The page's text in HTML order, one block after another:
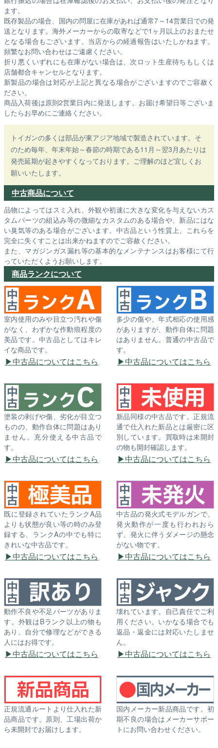
ます。
既存製品の場合、国内の問屋に在庫があれば通常7～14営業日での発
送となります。海外メーカーからの取寄などで1ヶ月以上のおまたせ
となる場合もございます。 当店からの経過報告はいたしかねます。
頻繁なお問い合わせはご遠慮ください。
折り悪くいずれにも在庫がない場合は、次ロット生産待ちもしくは
店舗都合キャンセルとなります。
新製品の場合は対応が上記と異なる場合がございますのでご容赦く
ださい。
商品入荷後は原則2営業日内に発送します。お届け希望日等ございま
したらお早めにご連絡ください。
トイガンの多くは部品が東アジア地域で製造されています。そ
のため毎年、年末年始～春節の時期である11月～翌3月あたりは
発売延期が起きやすくなっております。ご理解のほど宜しくお
願いいたします。
中古商品について
品物によってはスミ入れ、外観や初速に大きな変化を与えないカス
タムパーツの組込み等の微細なカスタムのある場合や、新品にはな
い臭気等のある場合がございます。中古品という性質上、これらを
完全に失くすことは出来かねますのでご容赦ください。
また、マガジンガス漏れ等の基本的なメンテナンスはお客様にて行
っていただくようお願いします。
商品ランクについて
室内使用のみや目立つ汚れや傷
がなく、わずかな作動痕程度の
美品です。中古品としてはキレ
イな商品です。
中古品についてはこちら
多少の傷や、年式相応の使用感
がありますが、動作自体に問題
はありません。普通の中古品で
す。
中古品についてはこちら
塗装の剥げや傷、劣化が目立つ
ものの、動作自体に問題はあり
ません。充分使える中古品で
す。
中古品についてはこちら
新品同様の中古品です。正規流
通で仕入れた新品とは厳密に区
別しています。買取時は未開封
の物も開封確認します。
中古品についてはこちら
既に登録されていたランクA品
よりも状態が良い等の時のみ登
録する、ランクAの中でも特に
きれいな中古品です。
中古品についてはこちら
中古品の発火式モデルガンで、
発火動作が一度も行われおら
ず、発火に伴うダメージの懸念
がない物です。
中古品についてはこちら
動作不良や不足パーツがありま
す。外観はBランク以上の物も
あり、自分で修理などができる
人にはお得です。
中古品についてはこちら
壊れています。自己責任でご利
用ください。いかなる場合でも
返品・返金には対応いたしませ
ん。
中古品についてはこちら
正規流通ルートより仕入れた新
品商品です。原則、工場出荷か
ら未開封でお届けします。
国内メーカー新品商品です。初
期不良の場合はメーカーサポー
トにお問い合わせください。